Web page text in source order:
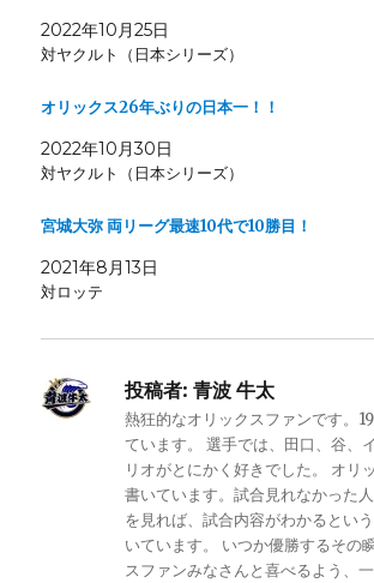
2022年10月25日
対ヤクルト（日本シリーズ）
オリックス26年ぶりの日本一！！
2022年10月30日
対ヤクルト（日本シリーズ）
宮城大弥 両リーグ最速10代で10勝目！
2021年8月13日
対ロッテ
投稿者: 青波 牛太
熱狂的なオリックスファンです。
ています。 選手では、田口、谷、
リオがとにかく好きでした。 オリ
書いています。試合見れなかった
を見れば、試合内容がわかるとい
いています。 いつか優勝するその
スファンみなさんと喜べるよう、